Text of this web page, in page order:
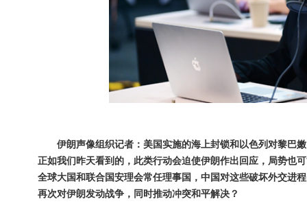
伊朗声像组织记者：美国实施的海上封锁和以色列对黎巴
正如我们昨天看到的，此类行动会迫使伊朗作出回应，局势也
全球大国和联合国安理会常任理事国，中国对这些破坏外交进
再次对伊朗发动战争，同时推动冲突和平解决？